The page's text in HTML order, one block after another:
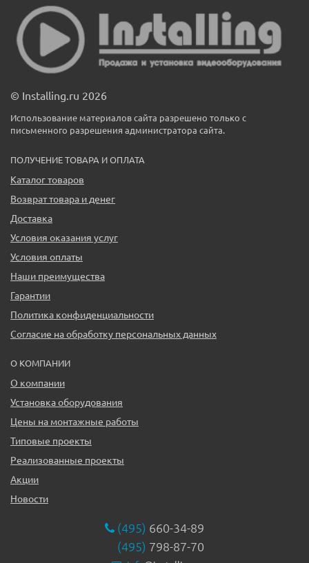
© Installing.ru 2026
Использование материалов сайта разрешено только с
письменного разрешения администратора сайта.
ПОЛУЧЕНИЕ ТОВАРА И ОПЛАТА
Каталог товаров
Возврат товара и денег
Доставка
Условия оказания услуг
Условия оплаты
Наши преимущества
Гарантии
Политика конфиденциальности
Согласие на обработку персональных данных
О КОМПАНИИ
О компании
Установка оборудования
Цены на монтажные работы
Типовые проекты
Реализованные проекты
Акции
Новости
(495) 660-34-89
(495) 798-87-70